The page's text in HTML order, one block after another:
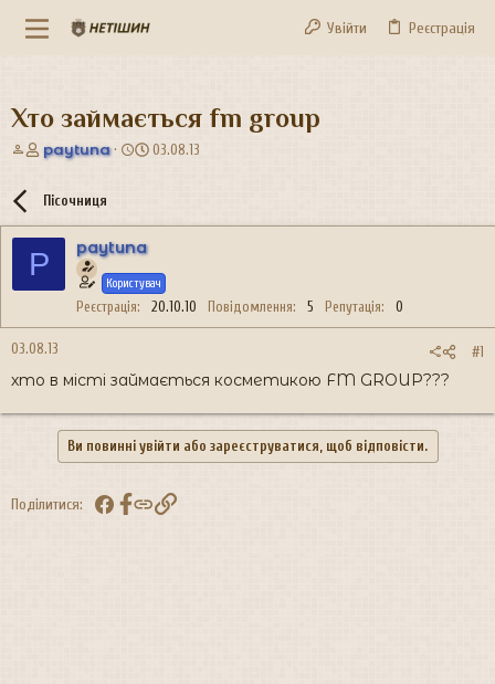
Увійти Реєстрація
Хто займається fm group
А
о
р
е
м
paytuna
Д
с
о
р
е
я
03.08.13
Пісочниця
P paytuna
Користувач
Реєстрація 20.10.10 Повідомлення 5 Репутація 0
03.08.13 #1
хто в місті займається косметикою FM GROUP???
Ви повинні увійти або зареєструватися, щоб відповісти.
Поділитися: FacebookПосилання